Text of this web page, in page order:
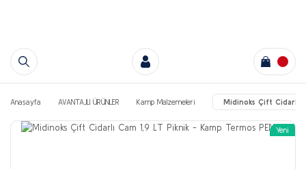
Anasayfa AVANTAJLI ÜRÜNLER Kamp Malzemeleri Midinoks Çift Cidarlı
Yeni